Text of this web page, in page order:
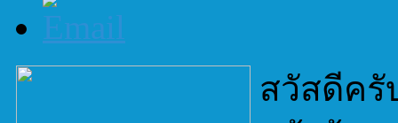
สวัสดีครั